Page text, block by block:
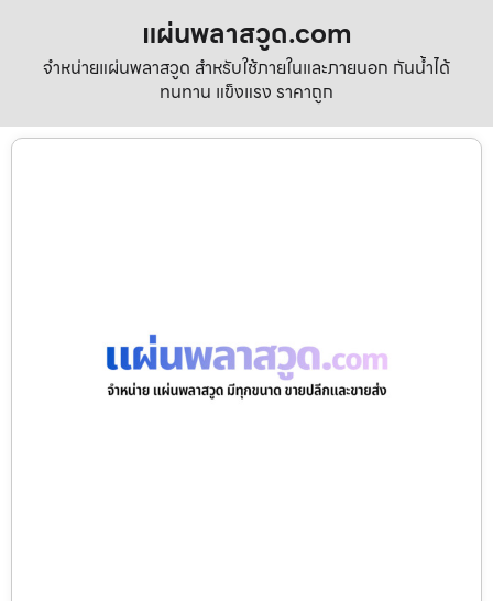
แผ่นพลาสวูด.com
จำหน่ายแผ่นพลาสวูด สำหรับใช้ภายในและภายนอก กันน้ำได้
ทนทาน แข็งแรง ราคาถูก